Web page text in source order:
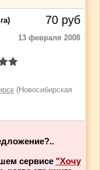
70 руб
13 февраля 2008
(Новосибирская
сервисе "Хочу